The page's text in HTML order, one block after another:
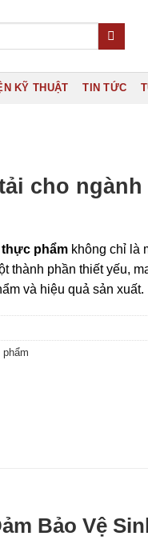
KỸ THUẬT TIN TỨC
cho ngành
thực phẩm không chỉ là
thành phần thiết yếu,
và hiệu quả sản xuất.
Bảo Vệ